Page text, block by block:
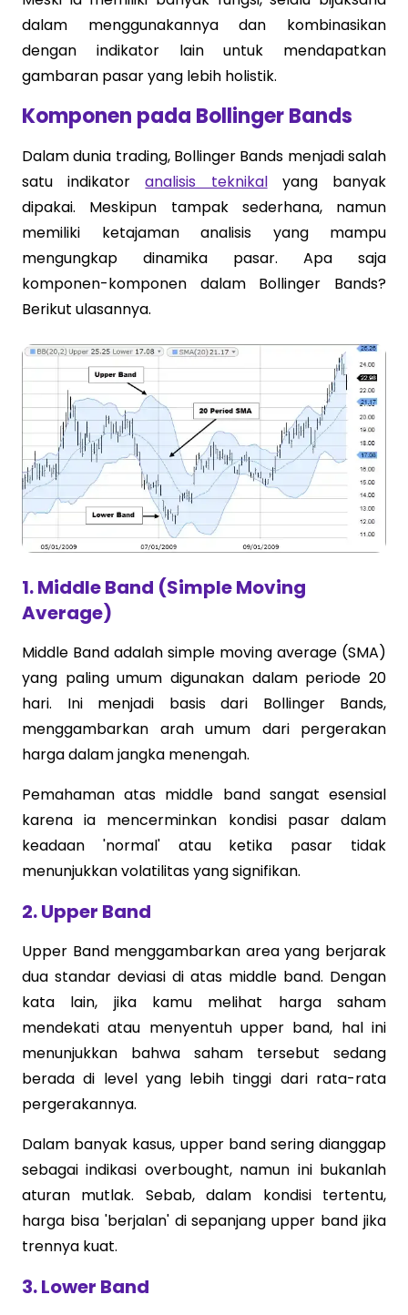
dalam menggunakannya dan kombinasikan
dengan indikator lain untuk mendapatkan
gambaran pasar yang lebih holistik.
Komponen pada Bollinger Bands
Dalam dunia trading, Bollinger Bands menjadi salah
satu indikatoranalisis teknikalyang banyak
dipakai. Meskipun tampak sederhana, namun
memiliki ketajaman analisis yang mampu
mengungkap dinamika pasar. Apa saja
komponen-komponen dalam Bollinger Bands?
Berikut ulasannya.
1. Middle Band (Simple Moving
Average)
Middle Band adalah simple moving average (SMA)
yang paling umum digunakan dalam periode 20
hari. Ini menjadi basis dari Bollinger Bands,
menggambarkan arah umum dari pergerakan
harga dalam jangka menengah.
Pemahaman atas middle band sangat esensial
karena ia mencerminkan kondisi pasar dalam
keadaan 'normal' atau ketika pasar tidak
menunjukkan volatilitas yang signifikan.
2. Upper Band
Upper Band menggambarkan area yang berjarak
dua standar deviasi di atas middle band. Dengan
kata lain, jika kamu melihat harga saham
mendekati atau menyentuh upper band, hal ini
menunjukkan bahwa saham tersebut sedang
berada di level yang lebih tinggi dari rata-rata
pergerakannya.
Dalam banyak kasus, upper band sering dianggap
sebagai indikasi overbought, namun ini bukanlah
aturan mutlak. Sebab, dalam kondisi tertentu,
harga bisa 'berjalan' di sepanjang upper band jika
trennya kuat.
3. Lower Band